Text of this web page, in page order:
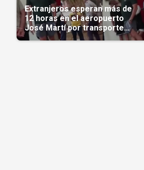
Extranjeros esperan más de
12 horas en el aeropuerto
José Martí por transporte
reservado semanas